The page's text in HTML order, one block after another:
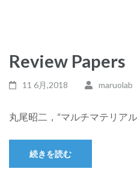
Review Papers
11 6月,2018 maruolab
丸尾昭二，“マルチマテリア
続きを読む